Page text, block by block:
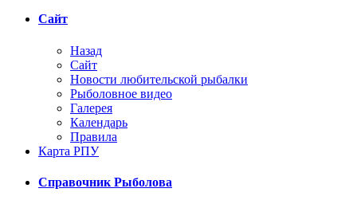
Сайт
Назад
Сайт
Новости любительской рыбалки
Рыболовное видео
Галерея
Календарь
Правила
Карта РПУ
Справочник Рыболова